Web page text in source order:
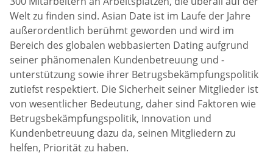
Welt zu finden sind. Asian Date ist im Laufe der Jahre
außerordentlich berühmt geworden und wird im
Bereich des globalen webbasierten Dating aufgrund
seiner phänomenalen Kundenbetreuung und -
unterstützung sowie ihrer Betrugsbekämpfungspolitik
zutiefst respektiert. Die Sicherheit seiner Mitglieder ist
von wesentlicher Bedeutung, daher sind Faktoren wie
Betrugsbekämpfungspolitik, Innovation und
Kundenbetreuung dazu da, seinen Mitgliedern zu
helfen, Priorität zu haben.